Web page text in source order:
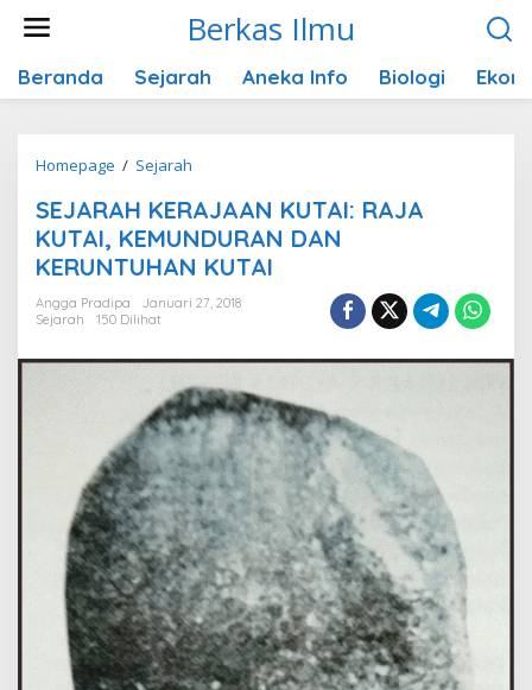
Lewati
konten
Berkas Ilmu
Beranda Sejarah Aneka Info Biologi
Homepage / Sejarah
KUTAI:
RAJA
KUTAI,
KEMUNDURAN
SEJARAH KERAJAAN KUTAI: RAJA
KUTAI, KEMUNDURAN DAN
KERUNTUHAN KUTAI
Angga Pradipa
Januari 27, 2018
Sejarah
150 Dilihat